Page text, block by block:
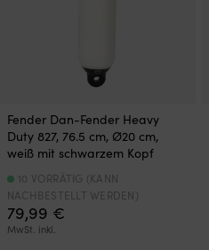
Fender Dan-Fender Heavy
Duty 827, 76.5 cm, Ø20 cm,
weiß mit schwarzem Kopf
79,99 €
MwSt. inkl.
10 VORRÄTIG (KANN
NACHBESTELLT WERDEN)